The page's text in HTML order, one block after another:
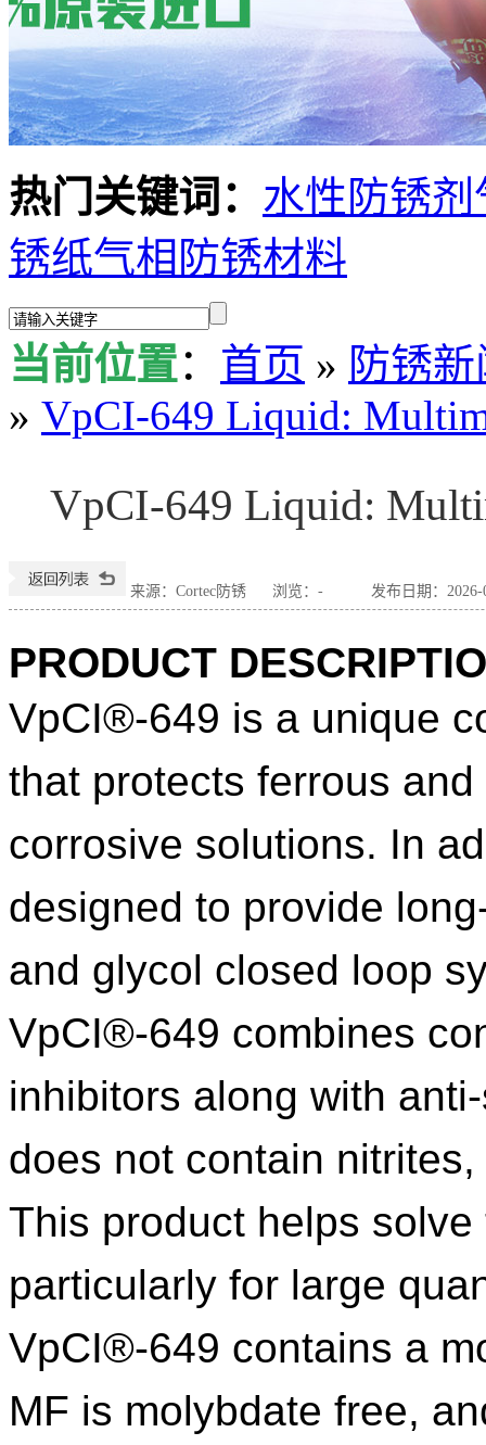
热门关键词： 水性防锈剂
锈纸气相防锈材料
当前位置： 首页 » 防锈
» VpCI-649 Liquid:
VpCI-649 Liquid:
来源：Cortec防锈 浏览： - 发布日期：2026-
PRODUCT
VpCI®-649 is a unique
that protects ferrous
corrosive solutions. In
designed to provide
and glycol closed loop
VpCI®-649 combines
inhibitors along with
does not contain
This product helps
particularly for large
VpCI®-649 contains a
MF is molybdate free,